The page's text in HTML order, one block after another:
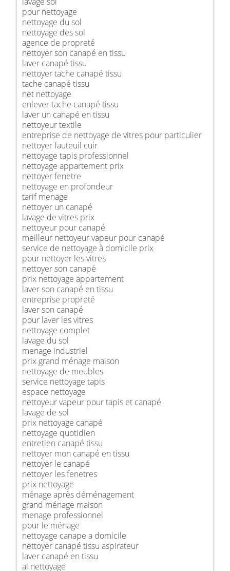
pour nettoyage
nettoyage du sol
nettoyage des sol
agence de propreté
nettoyer son canapé en tissu
laver canapé tissu
nettoyer tache canapé tissu
tache canapé tissu
net nettoyage
enlever tache canapé tissu
laver un canapé en tissu
nettoyeur textile
entreprise de nettoyage de vitres pour particulier
nettoyer fauteuil cuir
nettoyage tapis professionnel
nettoyage appartement prix
nettoyer fenetre
nettoyage en profondeur
tarif menage
nettoyer un canapé
lavage de vitres prix
nettoyeur pour canapé
meilleur nettoyeur vapeur pour canapé
service de nettoyage à domicile prix
pour nettoyer les vitres
nettoyer son canapé
prix nettoyage appartement
laver son canapé en tissu
entreprise propreté
laver son canapé
pour laver les vitres
nettoyage complet
lavage du sol
menage industriel
prix grand ménage maison
nettoyage de meubles
service nettoyage tapis
espace nettoyage
nettoyeur vapeur pour tapis et canapé
lavage de sol
prix nettoyage canapé
nettoyage quotidien
entretien canapé tissu
nettoyer mon canapé en tissu
nettoyer le canapé
nettoyer les fenetres
prix nettoyage
ménage après déménagement
grand ménage maison
menage professionnel
pour le ménage
nettoyage canape a domicile
nettoyer canapé tissu aspirateur
laver canapé en tissu
al nettoyage